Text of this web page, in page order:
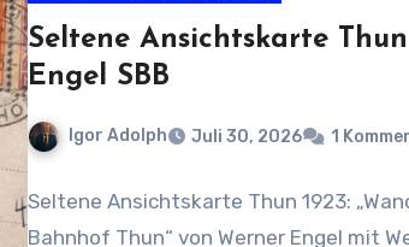
Seltene Ansichtskarte Thun
Engel SBB
Igor Adolph Juli 30, 2026 1
Seltene Ansichtskarte Thun 1923:
Bahnhof Thun“ von Werner Engel mit